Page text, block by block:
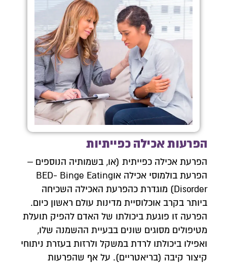
הפרעות אכילה כפייתיות
הפרעת אכילה כפייתית (או, בשמותיה הנוספים –
הפרעת בולמוסי אכילה אוBED- Binge Eating
Disorder) מוגדרת כהפרעת האכילה השכיחה
ביותר בקרב אוכלוסיית מדינות עולם ראשון כיום.
הפרעה זו פוגעת ביכולתו של האדם להפיק תועלת
מטיפולים מסוגים שונים בבעיית ההשמנה שלו,
ואפילו ביכולתו לרדת במשקל ולרזות בעזרת ניתוחי
קיצור קיבה (בריאטריים). על אף שהפרעות